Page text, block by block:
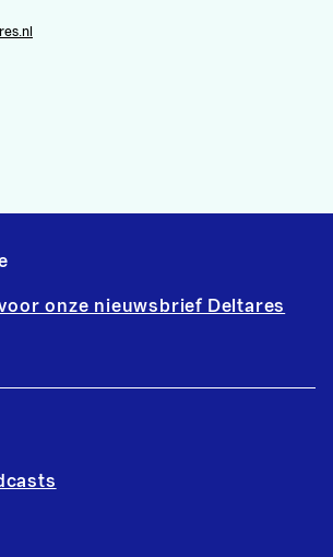
onze nieuwsbrief Deltares